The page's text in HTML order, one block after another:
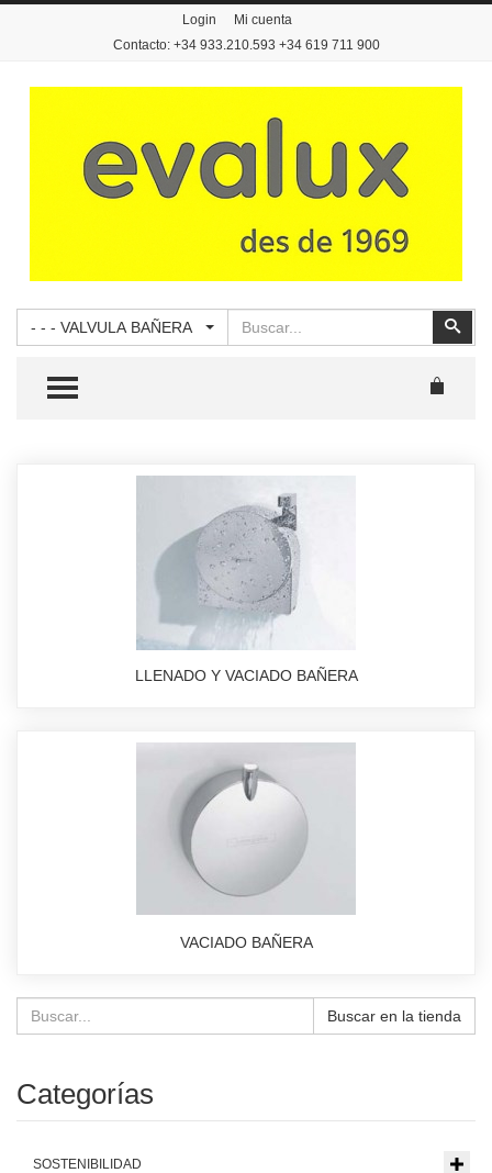
Login
Mi cuenta
Contacto: +34 933.210.593 +34 619 711 900
- - - VALVULA BAÑERA
TOGGLE MENU
LLENADO Y VACIADO BAÑERA
VACIADO BAÑERA
Buscar en la tienda
Categorías
SOSTENIBILIDAD